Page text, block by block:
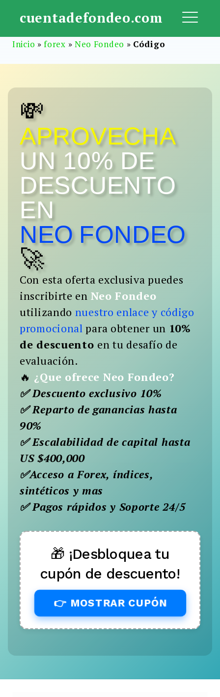
contenido
cuentadefondeo.com
Buscar:
Inicio »forex » Neo Fondeo » Código
💸
APROVECHA
UN 10% DE
DESCUENTO
EN
NEO FONDEO
🚀
Con esta oferta exclusiva puedes
inscribirte en Neo Fondeo
utilizando nuestro enlace y código
promocional para obtener un 10%
de descuento en tu desafío de
evaluación.
🔥 ¿Que ofrece Neo Fondeo?
✅ Descuento exclusivo 10%
✅ Reparto de ganancias hasta
90%
✅ Escalabilidad de capital hasta
US $400,000
✅Acceso a Forex, índices,
sintéticos y mas
✅ Pagos rápidos y Soporte 24/5
🎁 ¡Desbloquea tu
cupón de descuento!
👉 MOSTRAR CUPÓN